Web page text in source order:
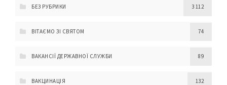
БЕЗ РУБРИКИ 3 112
ВІТАЄМО ЗІ СВЯТОМ 74
ВАКАНСІЇ ДЕРЖАВНОЇ СЛУЖБИ 89
ВАКЦИНАЦІЯ 132